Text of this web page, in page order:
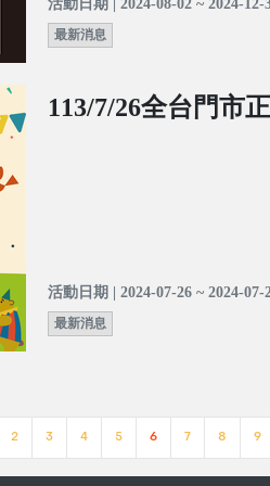
活動日期 | 2024-08-02 ~ 2024-12-
最新消息
113/7/26全台門市
活動日期 | 2024-07-26 ~ 2024-07-
最新消息
2 3 4 5 6 7 8 9